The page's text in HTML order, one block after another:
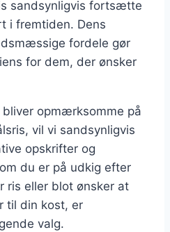
sandsynligvis fortsætte
i fremtiden. Dens
fordele gør
for dem, der ønsker
opmærksomme på
vil vi sandsynligvis
opskrifter og
du er på udkig efter
ris eller blot ønsker at
til din kost, er
valg.